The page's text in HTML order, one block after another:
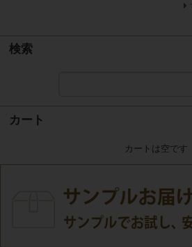
検索
カート
カートは空です